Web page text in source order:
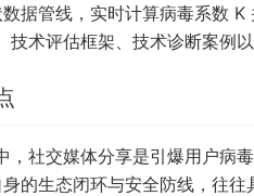
据管线，实时计算病毒系数
技术评估框架、技术诊断案例
，社交媒体分享是引爆用户病
的生态闭环与安全防线，往